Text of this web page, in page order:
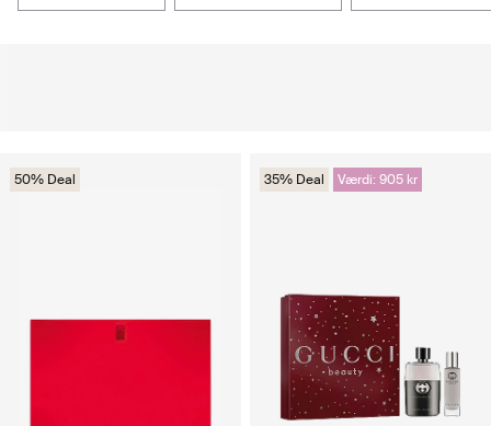
50% Deal 35% Deal Værdi: 905 kr